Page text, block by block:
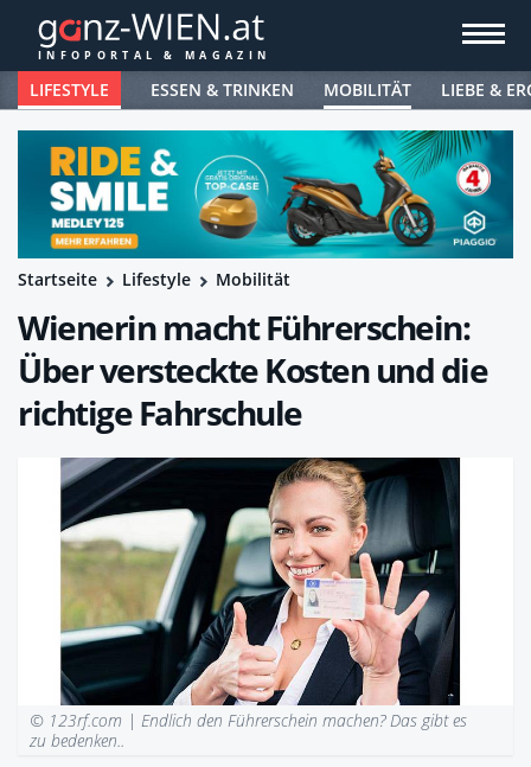
LIFESTYLE ESSEN & TRINKEN MOBILITÄT LIEBE &
Startseite Lifestyle Mobilität
Wienerin macht Führerschein:
Über versteckte Kosten und die
richtige Fahrschule
© 123rf.com |Endlich den Führerschein machen? Das gibt es
zu bedenken..